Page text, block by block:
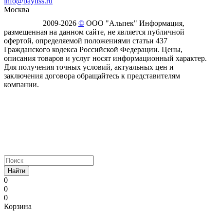
Москва
2009-2026 © ООО "Альпек" Информация,
размещенная на данном сайте, не является публичной
офертой, определяемой положениями статьи 437
Гражданского кодекса Российской Федерации. Цены,
описания товаров и услуг носят информационный характер.
Для получения точных условий, актуальных цен и
заключения договора обращайтесь к представителям
компании.
Найти
0
0
0
Корзина